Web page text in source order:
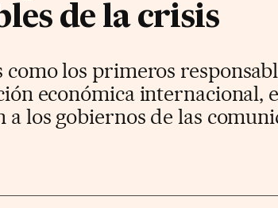
de la crisis
como los primeros
económica internacional,
los gobiernos de las